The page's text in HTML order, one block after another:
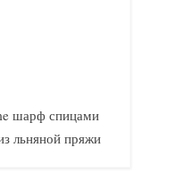
шарф спицами
льняной пряжи